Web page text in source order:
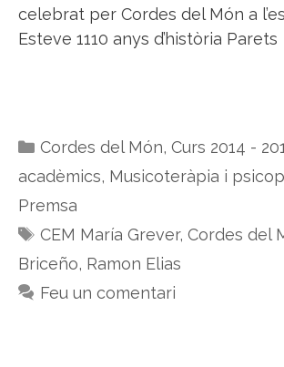
celebrat per Cordes del Món a
Esteve 1110 anys d’història Parets
Categories
Cordes del Món, Curs 2014 -
acadèmics, Musicoteràpia i
Premsa
Etiquetes
CEM María Grever, Cordes del
Briceño, Ramon Elias
Feu un comentari